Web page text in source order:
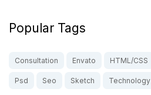
Popular Tags
Consultation Envato HTML/CSS
Psd Seo Sketch Technology